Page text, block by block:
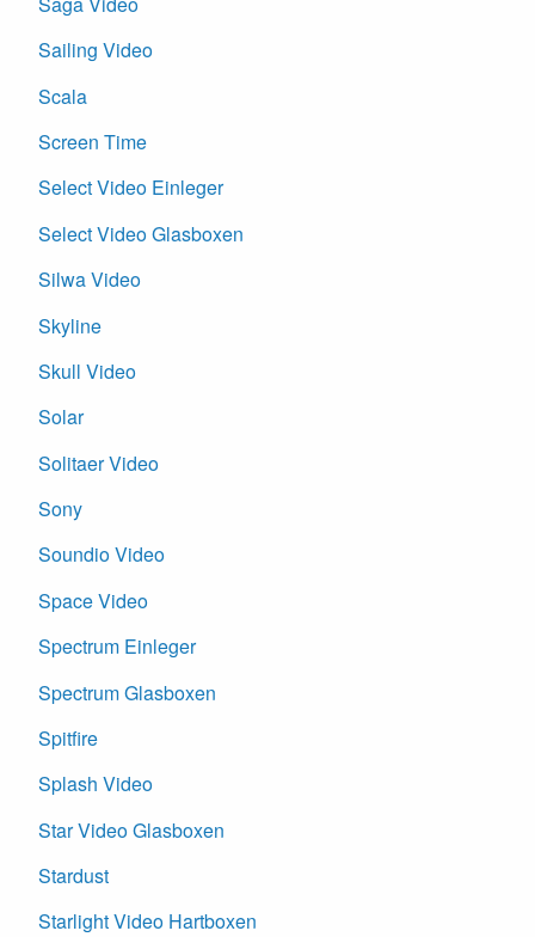
Sailing Video
Scala
Screen Time
Select Video Einleger
Select Video Glasboxen
Silwa Video
Skyline
Skull Video
Solar
Solitaer Video
Sony
Soundio Video
Space Video
Spectrum Einleger
Spectrum Glasboxen
Spitfire
Splash Video
Star Video Glasboxen
Stardust
Starlight Video Hartboxen